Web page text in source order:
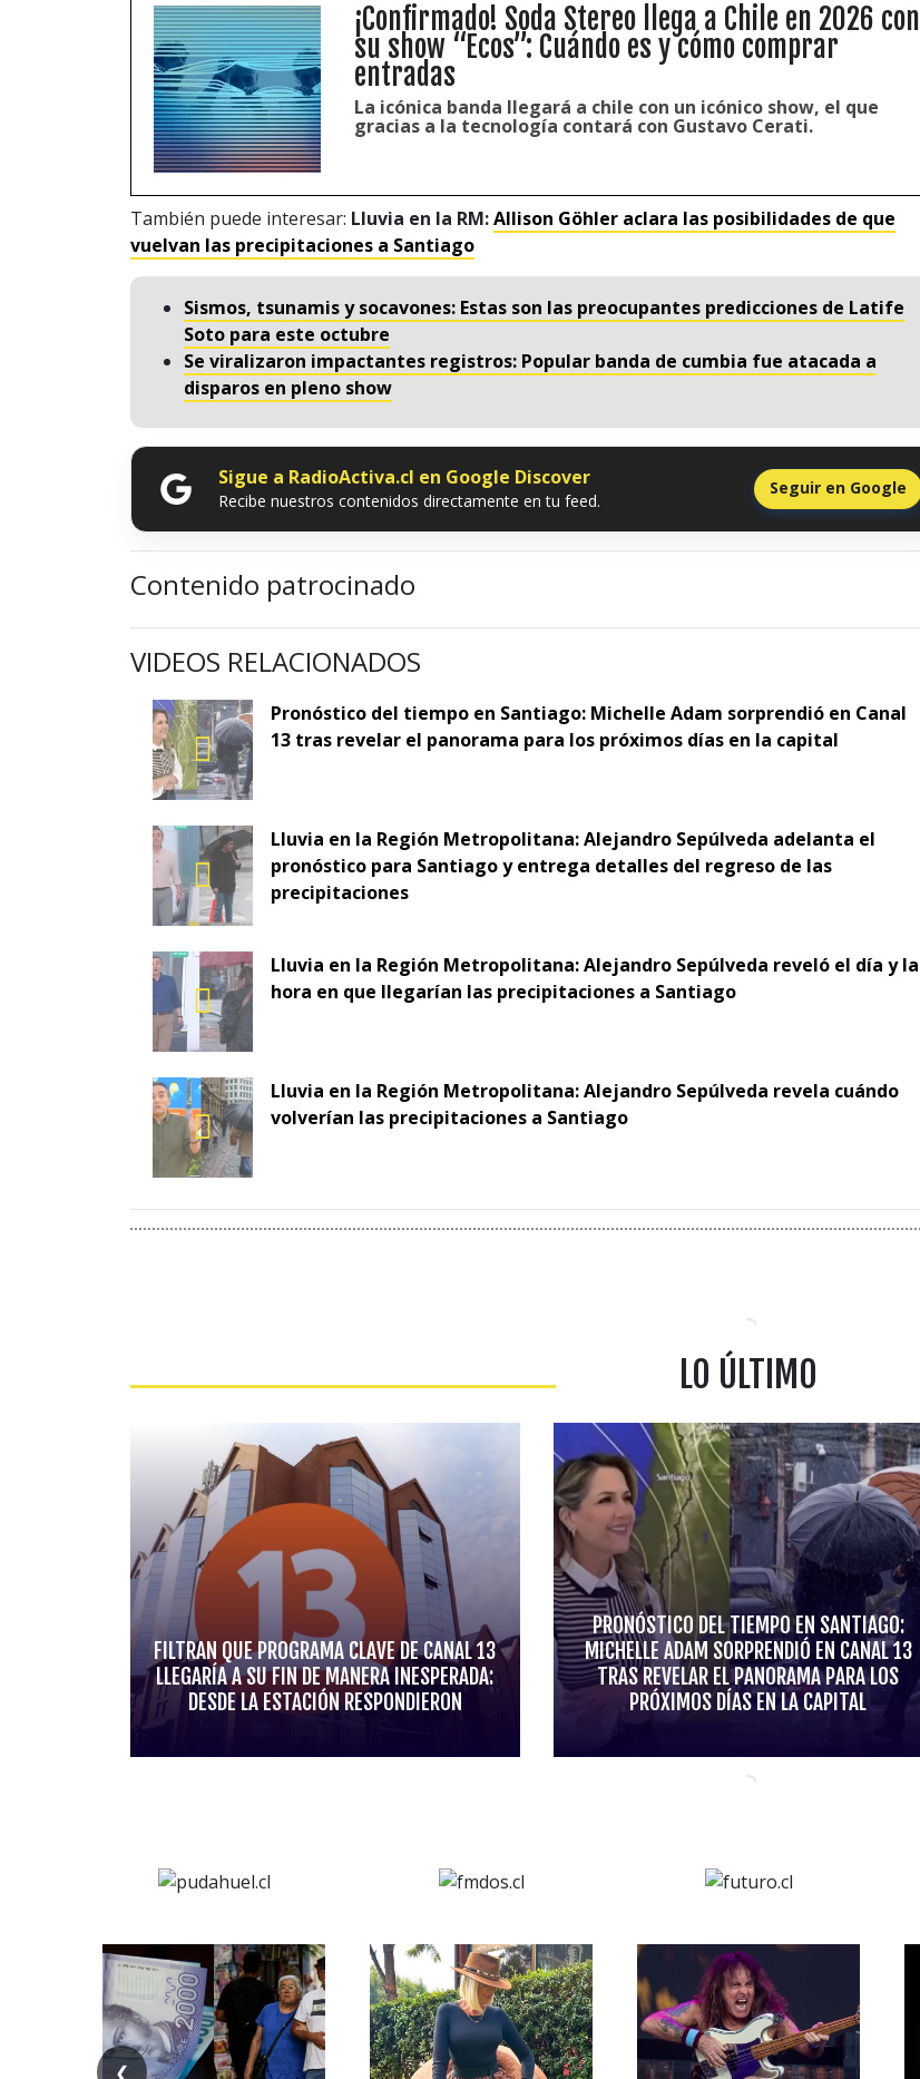
¡Confirmado! Soda Stereo llega a Chile en 2026 con
su show “Ecos”: Cuándo es y cómo comprar
entradas
La icónica banda llegará a chile con un icónico show, el que
gracias a la tecnología contará con Gustavo Cerati.
También puede interesar: Lluvia en la RM:Allison Göhler aclara las posibilidades de que
vuelvan las precipitaciones a Santiago
Sismos, tsunamis y socavones: Estas son las preocupantes predicciones de Latife
Soto para este octubre
Se viralizaron impactantes registros: Popular banda de cumbia fue atacada a
disparos en pleno show
Sigue a RadioActiva.cl en Google Discover
Recibe nuestros contenidos directamente en tu feed.
Seguir en Google
Contenido patrocinado
VIDEOS RELACIONADOS
Pronóstico del tiempo en Santiago: Michelle Adam sorprendió en Canal
13 tras revelar el panorama para los próximos días en la capital
Lluvia en la Región Metropolitana: Alejandro Sepúlveda adelanta el
pronóstico para Santiago y entrega detalles del regreso de las
precipitaciones
Lluvia en la Región Metropolitana: Alejandro Sepúlveda reveló el día y la
hora en que llegarían las precipitaciones a Santiago
Lluvia en la Región Metropolitana: Alejandro Sepúlveda revela cuándo
volverían las precipitaciones a Santiago
LO ÚLTIMO
FILTRAN QUE PROGRAMA CLAVE DE CANAL 13
LLEGARÍA A SU FIN DE MANERA INESPERADA:
DESDE LA ESTACIÓN RESPONDIERON
PRONÓSTICO DEL TIEMPO EN SANTIAGO:
MICHELLE ADAM SORPRENDIÓ EN CANAL 13
TRAS REVELAR EL PANORAMA PARA LOS
PRÓXIMOS DÍAS EN LA CAPITAL
❮